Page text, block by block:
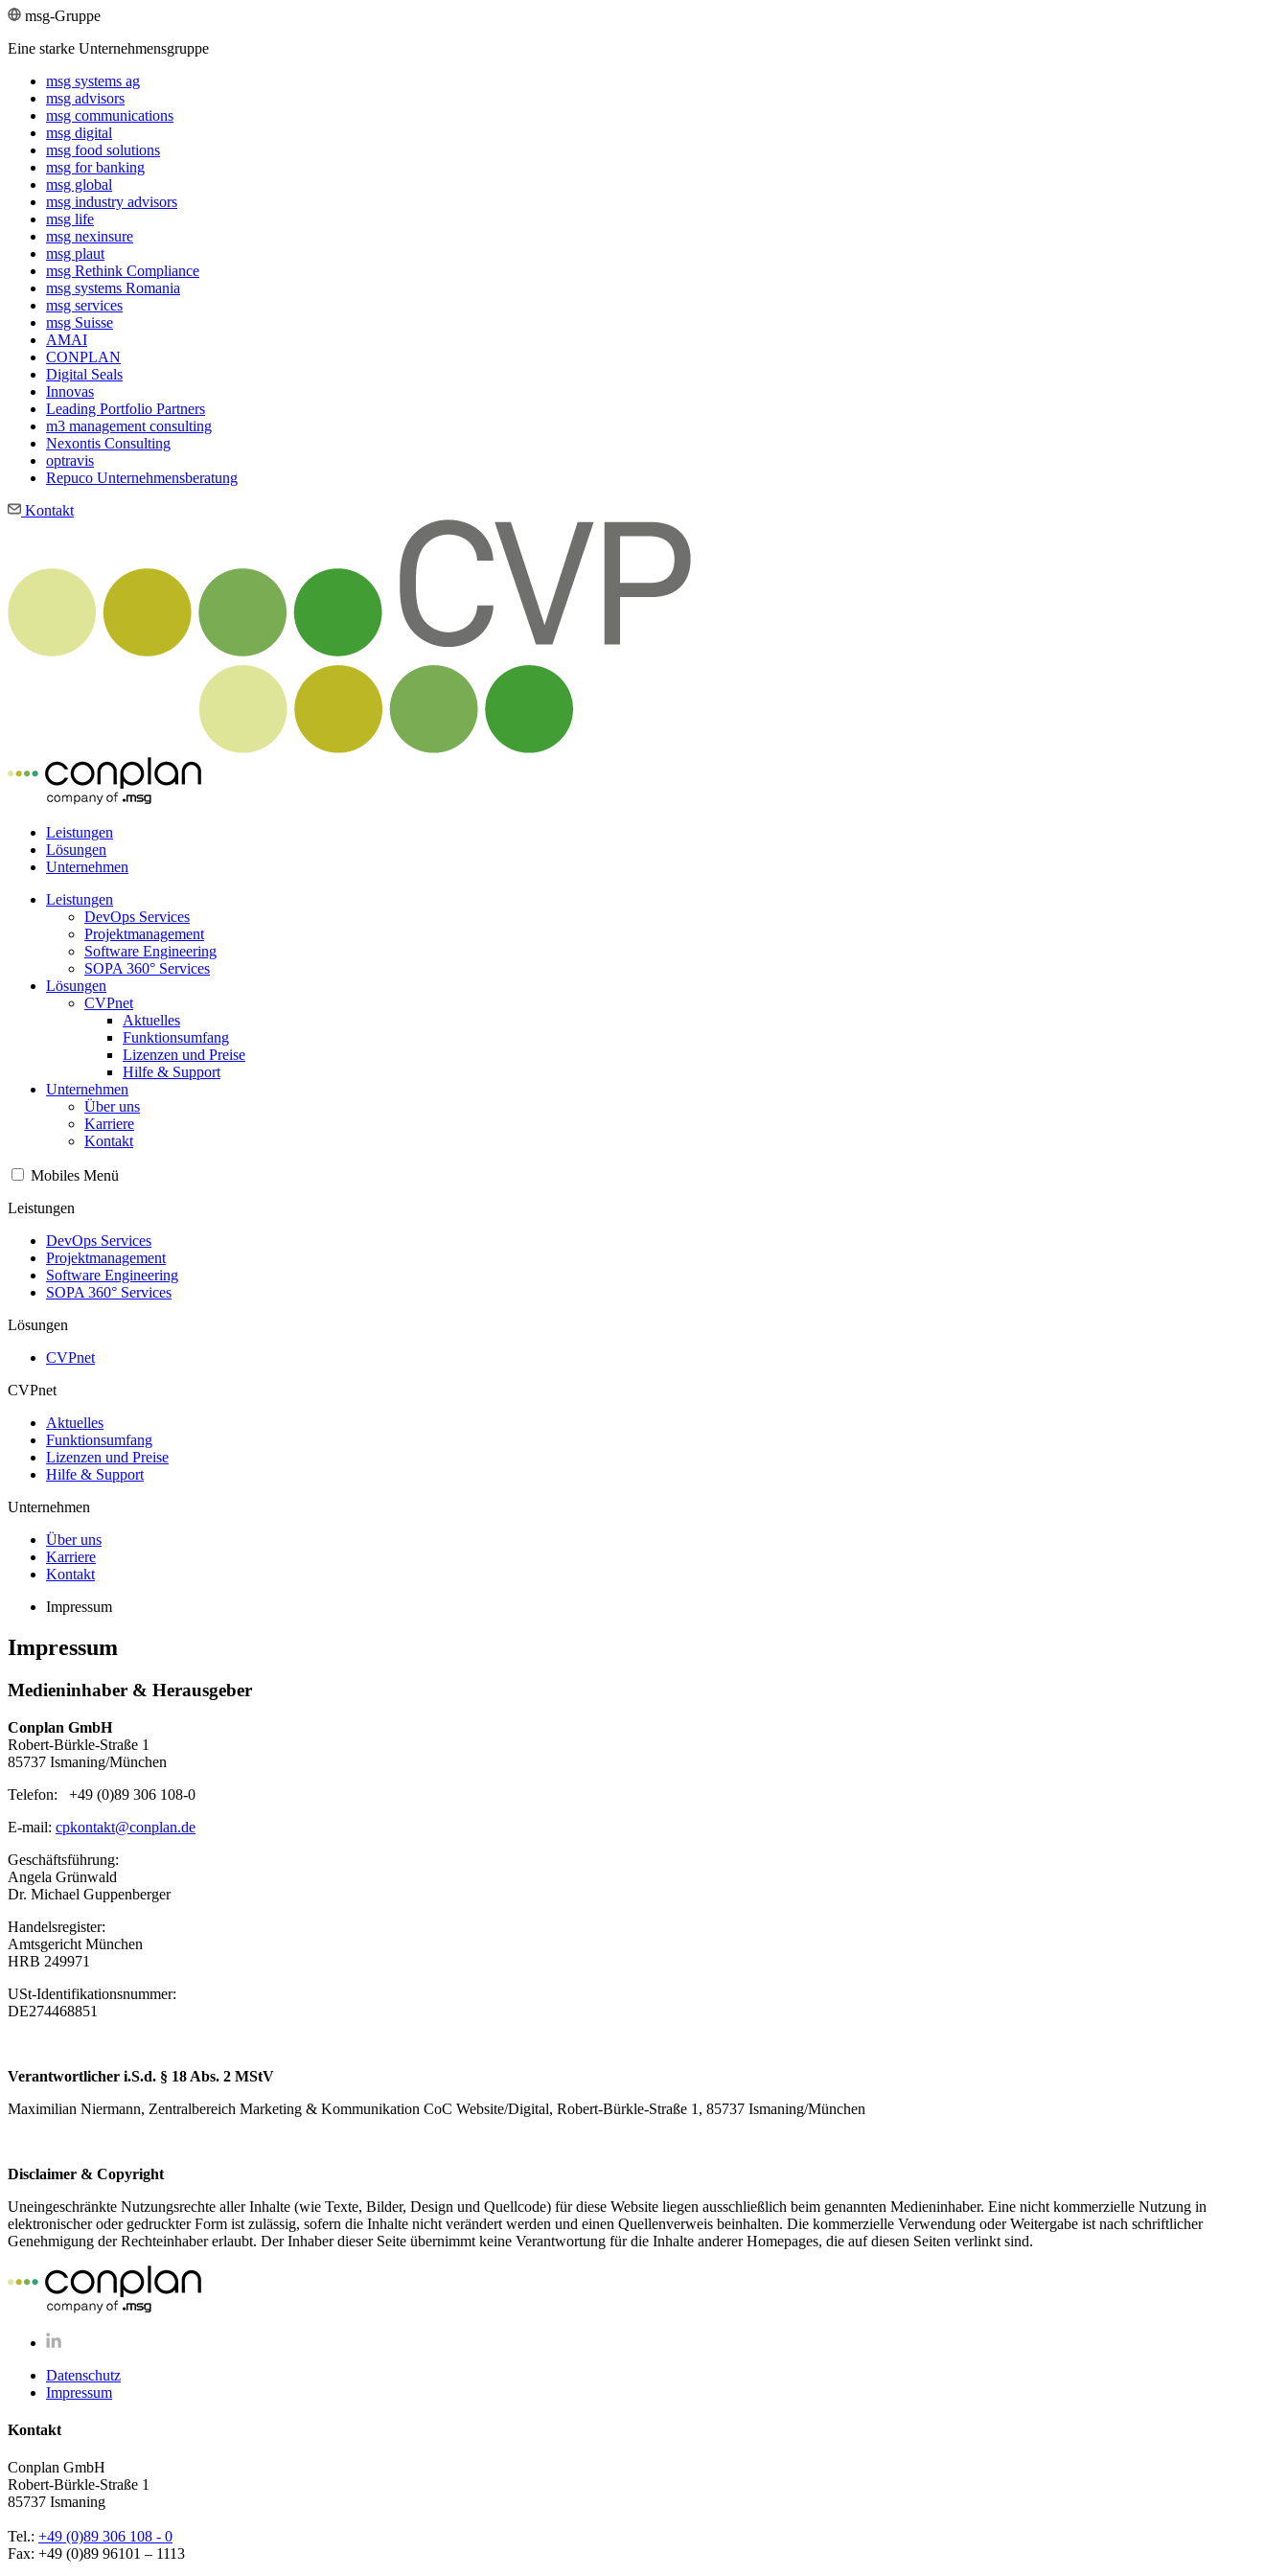
msg-Gruppe
Eine starke Unternehmensgruppe
msg systems ag
msg advisors
msg commu­ni­ca­tions
msg digital
msg food solutions
msg for banking
msg global
msg industry advisors
msg life
msg nexinsure
msg plaut
msg Rethink Compli­ance
msg systems Romania
msg services
msg Suisse
AMAI
CONPLAN
Digital Seals
Innovas
Leading Port­folio Partners
m3 manage­ment consul­ting
Nexontis Consulting
optravis
Repuco Unternehmensberatung
Kontakt
Leistungen
Lösungen
Unternehmen
Leistungen
DevOps Services
Projektmanagement
Software Engineering
SOPA 360° Services
Lösungen
CVPnet
Aktuelles
Funktionsumfang
Lizenzen und Preise
Hilfe & Support
Unternehmen
Über uns
Karriere
Kontakt
Mobiles Menü
Leistungen
DevOps Services
Projektmanagement
Software Engineering
SOPA 360° Services
Lösungen
CVPnet
CVPnet
Aktuelles
Funktionsumfang
Lizenzen und Preise
Hilfe & Support
Unternehmen
Über uns
Karriere
Kontakt
Impressum
Impressum
Medieninhaber & Herausgeber
Conplan GmbH
Robert-​Bürkle-Straße 1
85737 Ismaning/München
Telefon: +49 (0)89 306 108-0
E-mail: cpkontakt@conplan.de
Geschäftsführung:
Angela Grünwald
Dr. Michael Guppenberger
Handelsregister:
Amtsgericht München
HRB 249971
USt-​Identifikationsnummer:
DE274468851
Verantwortlicher i.S.d. § 18 Abs. 2 MStV
Maximilian Niermann, Zentralbereich Marketing & Kommunikation CoC Website/Digital, Robert-​​Bürkle-Straße 1, 85737 Ismaning/München
Disclaimer & Copyright
Uneingeschränkte Nutzungsrechte aller Inhalte (wie Texte, Bilder, Design und Quellcode) für diese Website liegen ausschließlich beim genannten Medieninhaber. Eine nicht kommerzielle Nutzung in
elektronischer oder gedruckter Form ist zulässig, sofern die Inhalte nicht verändert werden und einen Quellenverweis beinhalten. Die kommerzielle Verwendung oder Weitergabe ist nach schriftlicher
Genehmigung der Rechteinhaber erlaubt. Der Inhaber dieser Seite übernimmt keine Verantwortung für die Inhalte anderer Homepages, die auf diesen Seiten verlinkt sind.
Datenschutz
Impressum
Kontakt
Conplan GmbH
Robert-​Bürkle-Straße 1
85737 Ismaning
Tel.: +49 (0)89 306 108 - 0
Fax: +49 (0)89 96101 – 1113